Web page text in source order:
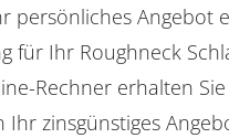
persönliches Angebot
für Ihr Roughneck
Rechner erhalten
Ihr zinsgünstiges